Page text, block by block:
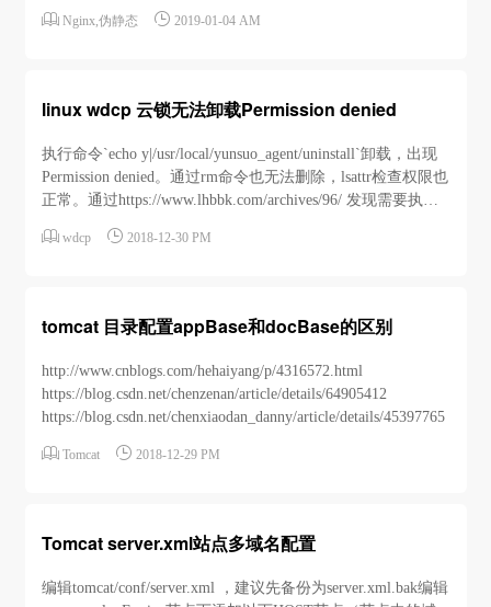
 Nginx 伪静态  2019-01-04 AM
linux wdcp 云锁无法卸载Permission denied
执行命令`echo y|/usr/local/yunsuo_agent/uninstall`卸载，出现
Permission denied。通过rm命令也无法删除，lsattr检查权限也
正常。通过https://www.lhbbk.com/archives/96/ 发现需要执行
除。/usr/local/yunsuo_agent/uninstall_driver卸载后...
 wdcp  2018-12-30 PM
tomcat 目录配置appBase和docBase的区别
http://www.cnblogs.com/hehaiyang/p/4316572.html
https://blog.csdn.net/chenzenan/article/details/64905412
https://blog.csdn.net/chenxiaodan_danny/article/details/45397765
 Tomcat  2018-12-29 PM
Tomcat server.xml站点多域名配置
编辑tomcat/conf/server.xml ，建议先备份为server.xml.bak编辑